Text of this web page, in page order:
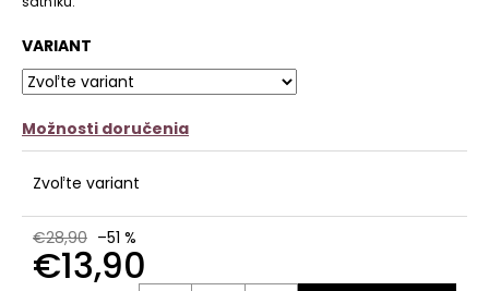
VARIANT
Možnosti doručenia
Zvoľte variant
€28,90 –51 %
€13,90